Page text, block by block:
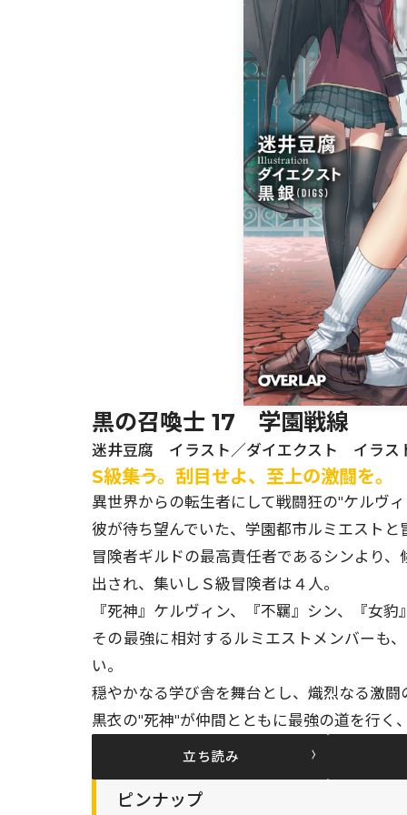
黒の召喚士 17 学園戦線
迷井豆腐 イラスト／ダイエクスト イラス
S級――集う。刮目せよ、至上の激闘を。
異世界からの転生者にして戦闘狂の"ケルヴ
彼が待ち望んでいた、学園都市ルミエスト
冒険者ギルドの最高責任者であるシンより
出され、集いしＳ級冒険者は４人。
『死神』ケルヴィン、『不羈』シン、『女
その最強に相対するルミエストメンバーも
い。
穏やかなる学び舎を舞台とし、熾烈なる激闘
黒衣の"死神"が仲間とともに最強の道を行く
立ち読み
ピンナップ